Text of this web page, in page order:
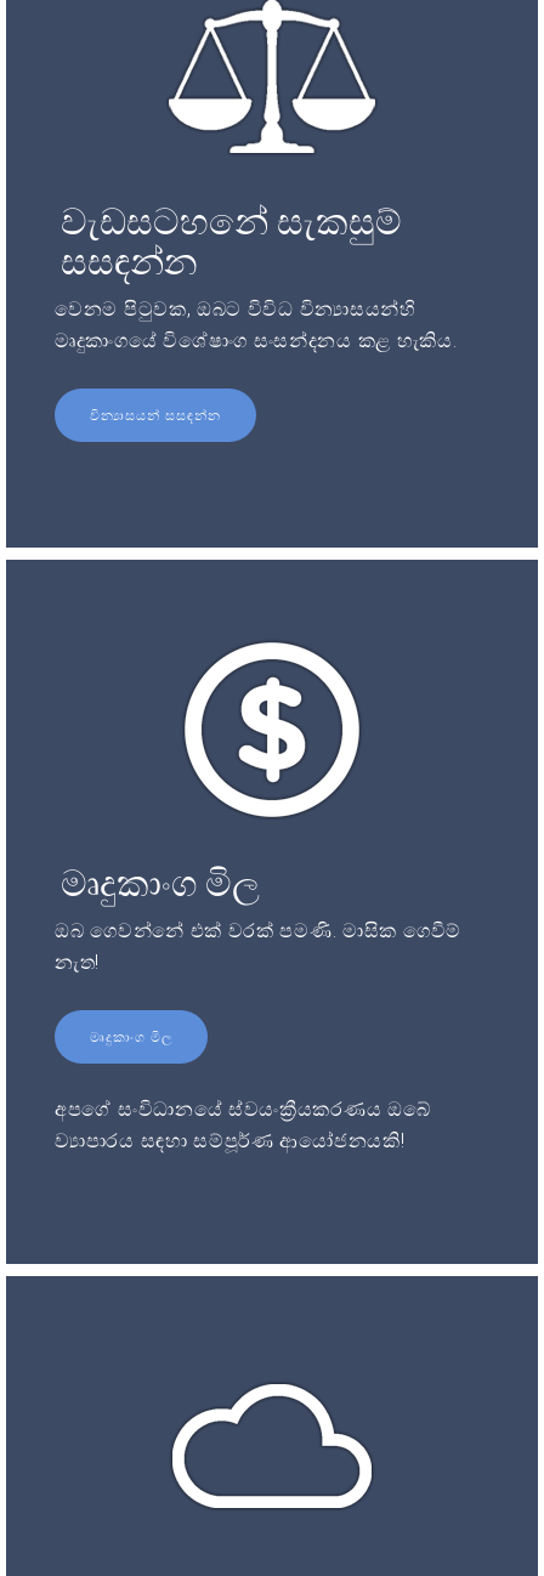
වැඩසටහනේ සැකසුම්
සසඳන්න
වෙනම පිටුවක, ඔබට විවිධ වින්‍යාසයන්හි
මෘදුකාංගයේ විශේෂාංග සංසන්දනය කළ හැකිය.
වින්‍යාසයන් සසඳන්න
මෘදුකාංග මිල
ඔබ ගෙවන්නේ එක් වරක් පමණි. මාසික ගෙවීම්
නැත!
මෘදුකාංග මිල
අපගේ සංවිධානයේ ස්වයංක්‍රීයකරණය ඔබේ
ව්‍යාපාරය සඳහා සම්පූර්ණ ආයෝජනයකි!